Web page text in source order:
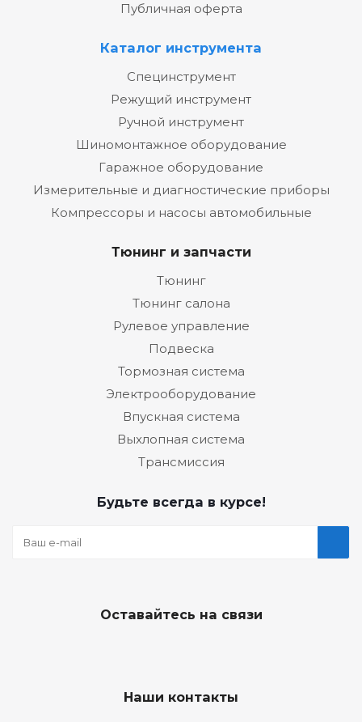
Публичная оферта
Каталог инструмента
Специнструмент
Режущий инструмент
Ручной инструмент
Шиномонтажное оборудование
Гаражное оборудование
Измерительные и диагностические приборы
Компрессоры и насосы автомобильные
Тюнинг и запчасти
Тюнинг
Тюнинг салона
Рулевое управление
Подвеска
Тормозная система
Электрооборудование
Впускная система
Выхлопная система
Трансмиссия
Будьте всегда в курсе!
Оставайтесь на связи
Наши контакты